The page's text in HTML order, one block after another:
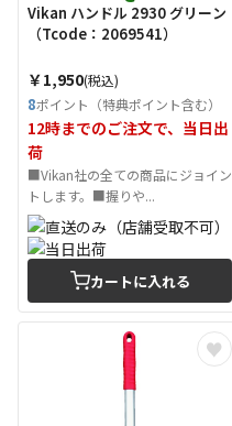
Vikan ハンドル 2930 グリーン
（Tcode：2069541）
￥1,950(税込)
8ポイント（特典ポイント含む）
12時までのご注文で、当日出
荷
■Vikan社の全ての商品にジョイン
トします。■握りや...
カートに入れる